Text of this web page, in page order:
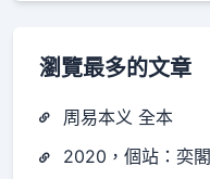
瀏覽最多的文章
周易本义 全本
2020，個站：奕閣